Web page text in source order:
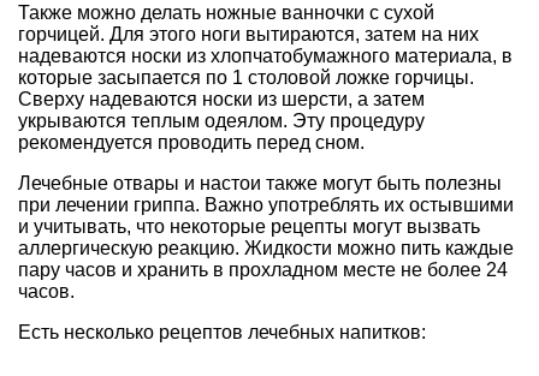
Также можно делать ножные ванночки с сухой
горчицей. Для этого ноги вытираются, затем на них
надеваются носки из хлопчатобумажного материала, в
которые засыпается по 1 столовой ложке горчицы.
Сверху надеваются носки из шерсти, а затем
укрываются теплым одеялом. Эту процедуру
рекомендуется проводить перед сном.
Лечебные отвары и настои также могут быть полезны
при лечении гриппа. Важно употреблять их остывшими
и учитывать, что некоторые рецепты могут вызвать
аллергическую реакцию. Жидкости можно пить каждые
пару часов и хранить в прохладном месте не более 24
часов.
Есть несколько рецептов лечебных напитков: